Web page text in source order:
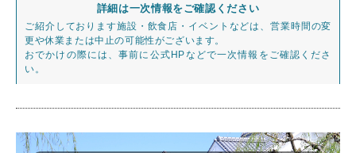
詳細は一次情報をご確認ください
ご紹介しております施設・飲食店・イベントなどは、営業時間の変
更や休業または中止の可能性がございます。
おでかけの際には、事前に公式HPなどで一次情報をご確認くださ
い。